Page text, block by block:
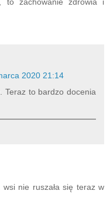
to zachowanie zdrowia i
2020 21:14
Teraz to bardzo docenia
nie ruszała się teraz w